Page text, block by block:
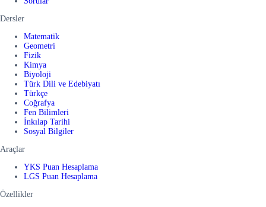
Dersler
Matematik
Geometri
Fizik
Kimya
Biyoloji
Türk Dili ve Edebiyatı
Türkçe
Coğrafya
Fen Bilimleri
İnkılap Tarihi
Sosyal Bilgiler
Araçlar
YKS Puan Hesaplama
LGS Puan Hesaplama
Özellikler